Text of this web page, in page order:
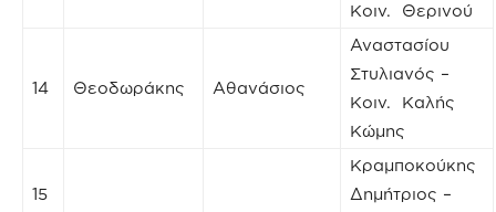
Κοιν. Θερινού
14 Θεοδωράκης Αθανάσιος
Αναστασίου
Στυλιανός –
Κοιν. Καλής
Κώμης
15
Κραμποκούκης
Δημήτριος –